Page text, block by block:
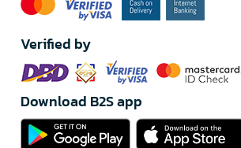
Verified by
Download B2S app